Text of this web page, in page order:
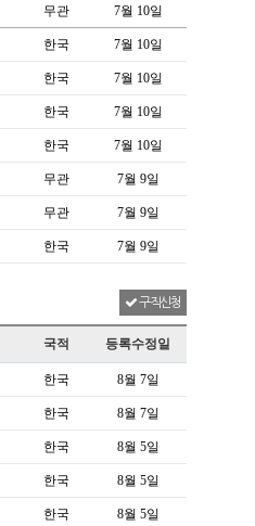
무관 7월 10일
한국 7월 10일
한국 7월 10일
한국 7월 10일
한국 7월 10일
무관 7월 9일
무관 7월 9일
한국 7월 9일
구직신청
국적 등록수정일
한국 8월 7일
한국 8월 7일
한국 8월 5일
한국 8월 5일
한국 8월 5일